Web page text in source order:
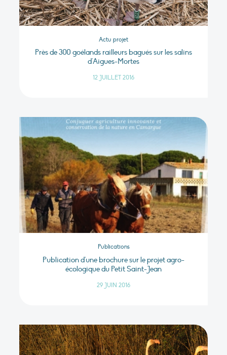
Actu projet
Près de 300 goélands railleurs bagués sur les salins
d'Aigues-Mortes
12 JUILLET 2016
Publications
Publication d'une brochure sur le projet agro-
écologique du Petit Saint-Jean
29 JUIN 2016